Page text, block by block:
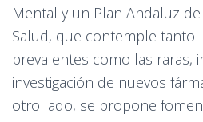
Mental y un Plan Andaluz
Salud, que contemple tanto
prevalentes como las raras,
investigación de nuevos
otro lado, se propone